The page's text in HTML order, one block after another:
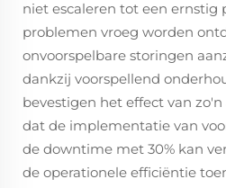
niet escaleren tot een ernstig
problemen vroeg worden
onvoorspelbare storingen
dankzij voorspellend
bevestigen het effect van
dat de implementatie van
de downtime met 30% kan
de operationele efficiëntie